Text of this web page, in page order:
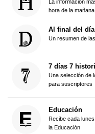
La información
hora de la mañana
Al final del día
Un resumen de
7 días 7
Una selección de
para suscriptores
Educación
Recibe cada
la Educación